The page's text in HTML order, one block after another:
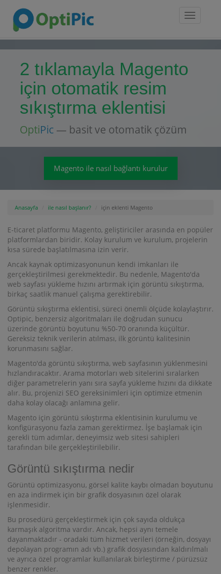
Toggle
2 tıklamayla Magento
için otomatik resim
sıkıştırma eklentisi
OptiPic — basit ve otomatik çözüm
Magento ile nasıl bağlantı kurulur
Anasayfa ile nasıl başlanır? için eklenti Magento
E-ticaret platformu Magento, geliştiriciler arasında en popüler
platformlardan biridir. Kolay kurulum ve kurulum, projelerin
kısa sürede başlatılmasına izin verir.
Ancak kaynak optimizasyonunun kendi imkanları ile
gerçekleştirilmesi gerekmektedir. Bu nedenle, Magento'da
web sayfası yükleme hızını artırmak için görüntü sıkıştırma,
birkaç saatlik manuel çalışma gerektirebilir.
Görüntü sıkıştırma eklentisi, süreci önemli ölçüde kolaylaştırır.
Optipic, benzersiz algoritmaları ile doğrudan sunucu
üzerinde görüntü boyutunu %50-70 oranında küçültür.
Gereksiz teknik verilerin atılması, ilk görüntü kalitesinin
korunmasını sağlar.
Magento'da görüntü sıkıştırma, web sayfasının yüklenmesini
hızlandıracaktır. Arama motorları web sitelerini sıralarken
diğer parametrelerin yanı sıra sayfa yükleme hızını da dikkate
alır. Bu, projenizi SEO gereksinimleri için optimize etmenin
daha kolay olacağı anlamına gelir.
Magento için görüntü sıkıştırma eklentisinin kurulumu ve
konfigürasyonu fazla zaman gerektirmez. İşe başlamak için
gerekli tüm adımlar, deneyimsiz web sitesi sahipleri
tarafından bile gerçekleştirilebilir.
Görüntü sıkıştırma nedir
Görüntü optimizasyonu, görsel kalite kaybı olmadan boyutunu
en aza indirmek için bir grafik dosyasının özel olarak
işlenmesidir.
Bu prosedürü gerçekleştirmek için çok sayıda oldukça
karmaşık algoritma vardır. Ancak, hepsi aynı temele
dayanmaktadır - oradaki tüm hizmet verileri (örneğin, dosyayı
depolayan programın adı vb.) grafik dosyasından kaldırılmalı
ve ayrıca özel programlar kullanılarak birleştirme / pürüzsüz
benzer renkler.